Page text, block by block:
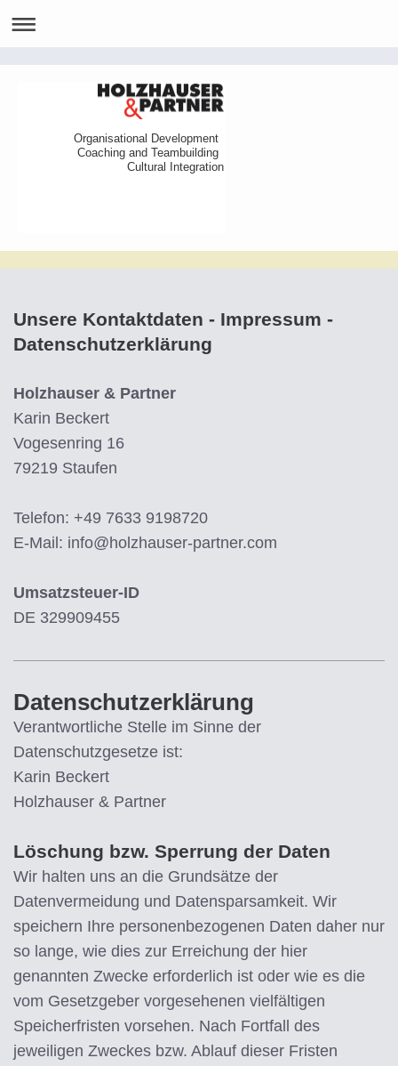
Organisational Development
Coaching and Teambuilding
Cultural Integration
Unsere Kontaktdaten - Impressum -
Datenschutzerklärung
Holzhauser & Partner
Karin Beckert
Vogesenring 16
79219 Staufen
Telefon: +49 7633 9198720
E-Mail: info@holzhauser-partner.com
Umsatzsteuer-ID
DE 329909455
Datenschutzerklärung
Verantwortliche Stelle im Sinne der
Datenschutzgesetze ist:
Karin Beckert
Holzhauser & Partner
Löschung bzw. Sperrung der Daten
Wir halten uns an die Grundsätze der
Datenvermeidung und Datensparsamkeit. Wir
speichern Ihre personenbezogenen Daten daher nur
so lange, wie dies zur Erreichung der hier
genannten Zwecke erforderlich ist oder wie es die
vom Gesetzgeber vorgesehenen vielfältigen
Speicherfristen vorsehen. Nach Fortfall des
jeweiligen Zweckes bzw. Ablauf dieser Fristen